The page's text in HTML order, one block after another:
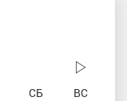
СБ
ВС